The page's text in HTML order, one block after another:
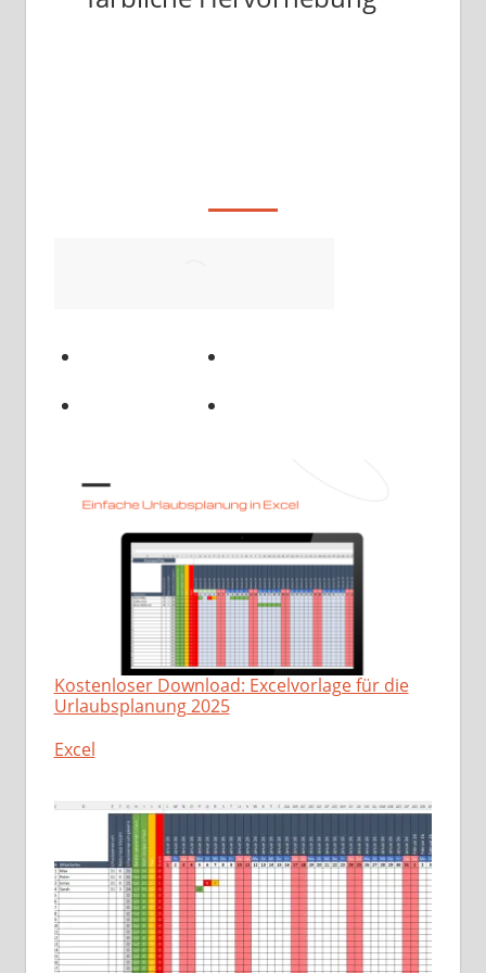
Kostenloser Download: Excelvorlage für die
Urlaubsplanung 2025
In Bezug auf
Excel